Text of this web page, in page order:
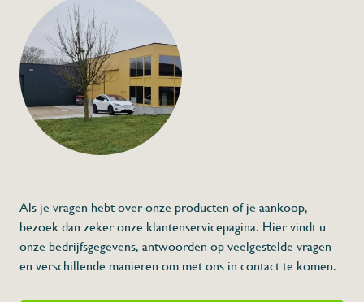
Als je vragen hebt over onze producten of je aankoop,
bezoek dan zeker onze klantenservicepagina. Hier vindt u
onze bedrijfsgegevens, antwoorden op veelgestelde vragen
en verschillende manieren om met ons in contact te komen.